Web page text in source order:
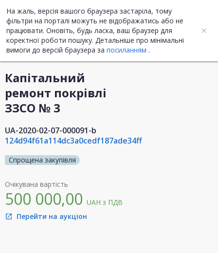
На жаль, версія вашого браузера застаріла, тому
фільтри на порталі можуть не відображатись або не
працювати. Оновіть, будь ласка, ваш браузер для
коректної роботи пошуку. Детальніше про мінімальні
вимоги до версій браузера за посиланням .
UA ENG
Інформація про закупівлю
Капітальний
ремонт покрівлі
ЗЗСО № 3
UA-2020-02-07-000091-b
124d94f61a114dc3a0cedf187ade34ff
Спрощена закупівля
Очікувана вартість
500 000,00 UAH з ПДВ
open_in_new Перейти на аукціон